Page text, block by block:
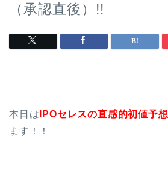
（承認直後）!!
本日は IPOセレスの直感的初値予想
ます！！